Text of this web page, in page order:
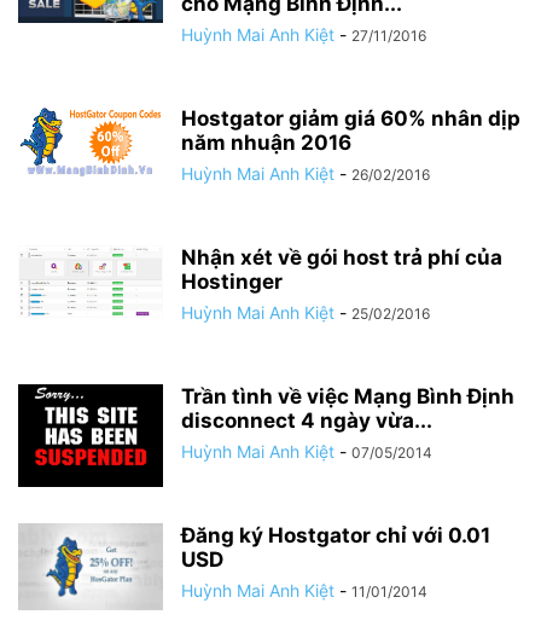
Huỳnh Mai Anh Kiệt - 27/11/2016
Hostgator giảm giá 60% nhân dịp
năm nhuận 2016
Huỳnh Mai Anh Kiệt - 26/02/2016
Nhận xét về gói host trả phí của
Hostinger
Huỳnh Mai Anh Kiệt - 25/02/2016
Trần tình về việc Mạng Bình Định
disconnect 4 ngày vừa...
Huỳnh Mai Anh Kiệt - 07/05/2014
Đăng ký Hostgator chỉ với 0.01
USD
Huỳnh Mai Anh Kiệt - 11/01/2014